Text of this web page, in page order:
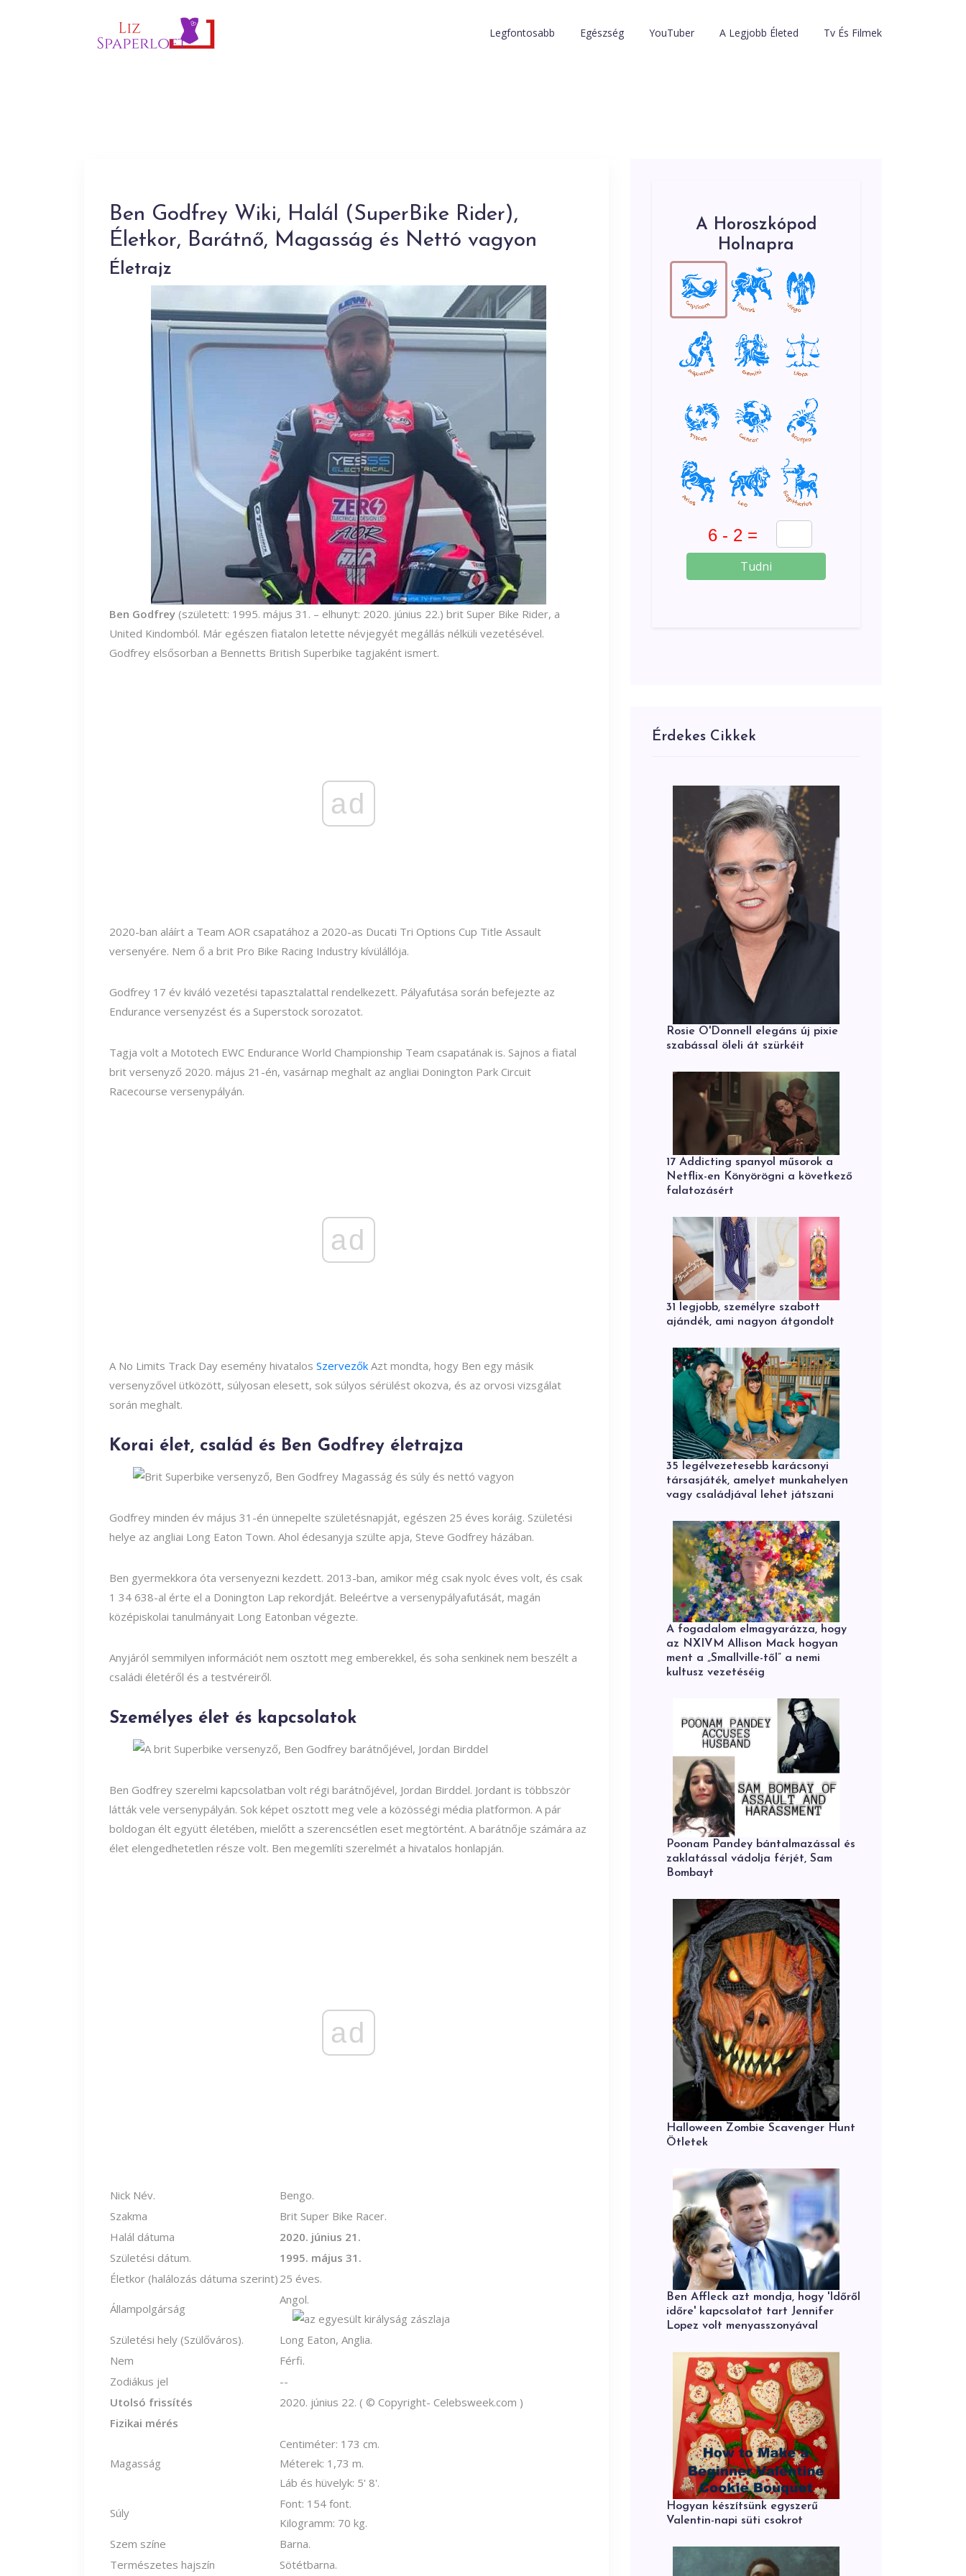
Legfontosabb Egészség YouTuber A Legjobb Életed Tv És Filmek
Ben Godfrey Wiki, Halál (SuperBike Rider),
Életkor, Barátnő, Magasság és Nettó vagyon
Életrajz
Ben Godfrey (született: 1995. május 31. – elhunyt: 2020. június 22.) brit Super Bike Rider, a
United Kindomból. Már egészen fiatalon letette névjegyét megállás nélküli vezetésével.
Godfrey elsősorban a Bennetts British Superbike tagjaként ismert.
ad
2020-ban aláírt a Team AOR csapatához a 2020-as Ducati Tri Options Cup Title Assault
versenyére. Nem ő a brit Pro Bike Racing Industry kívülállója.
Godfrey 17 év kiváló vezetési tapasztalattal rendelkezett. Pályafutása során befejezte az
Endurance versenyzést és a Superstock sorozatot.
Tagja volt a Mototech EWC Endurance World Championship Team csapatának is. Sajnos a fiatal
brit versenyző 2020. május 21-én, vasárnap meghalt az angliai Donington Park Circuit
Racecourse versenypályán.
ad
A No Limits Track Day esemény hivatalos Szervezők Azt mondta, hogy Ben egy másik
versenyzővel ütközött, súlyosan elesett, sok súlyos sérülést okozva, és az orvosi vizsgálat
során meghalt.
Korai élet, család és Ben Godfrey életrajza
Godfrey minden év május 31-én ünnepelte születésnapját, egészen 25 éves koráig. Születési
helye az angliai Long Eaton Town. Ahol édesanyja szülte apja, Steve Godfrey házában.
Ben gyermekkora óta versenyezni kezdett. 2013-ban, amikor még csak nyolc éves volt, és csak
1 34 638-al érte el a Donington Lap rekordját. Beleértve a versenypályafutását, magán
középiskolai tanulmányait Long Eatonban végezte.
Anyjáról semmilyen információt nem osztott meg emberekkel, és soha senkinek nem beszélt a
családi életéről és a testvéreiről.
Személyes élet és kapcsolatok
Ben Godfrey szerelmi kapcsolatban volt régi barátnőjével, Jordan Birddel. Jordant is többször
látták vele versenypályán. Sok képet osztott meg vele a közösségi média platformon. A pár
boldogan élt együtt életében, mielőtt a szerencsétlen eset megtörtént. A barátnője számára az
élet elengedhetetlen része volt. Ben megemlíti szerelmét a hivatalos honlapján.
ad
Nick Név.
Bengo.
Szakma
Brit Super Bike Racer.
Halál dátuma
2020. június 21.
Születési dátum.
1995. május 31.
Életkor (halálozás dátuma szerint) 25 éves.
Állampolgárság
Angol.
Születési hely (Szülőváros).
Long Eaton, Anglia.
Nem
Férfi.
Zodiákus jel
--
Utolsó frissítés
2020. június 22. ( © Copyright- Celebsweek.com )
Fizikai mérés
Magasság
Centiméter: 173 cm.
Méterek: 1,73 m.
Láb és hüvelyk: 5' 8'.
Súly
Font: 154 font.
Kilogramm: 70 kg.
Szem színe
Barna.
Természetes hajszín
Sötétbarna.
A Horoszkópod
Holnapra
Tudni
Érdekes Cikkek
Rosie O'Donnell elegáns új pixie
szabással öleli át szürkéit
17 Addicting spanyol műsorok a
Netflix-en Könyörögni a következő
falatozásért
31 legjobb, személyre szabott
ajándék, ami nagyon átgondolt
35 legélvezetesebb karácsonyi
társasjáték, amelyet munkahelyen
vagy családjával lehet játszani
A fogadalom elmagyarázza, hogy
az NXIVM Allison Mack hogyan
ment a „Smallville-től” a nemi
kultusz vezetéséig
Poonam Pandey bántalmazással és
zaklatással vádolja férjét, Sam
Bombayt
Halloween Zombie Scavenger Hunt
Ötletek
Ben Affleck azt mondja, hogy 'Időről
időre' kapcsolatot tart Jennifer
Lopez volt menyasszonyával
Hogyan készítsünk egyszerű
Valentin-napi süti csokrot